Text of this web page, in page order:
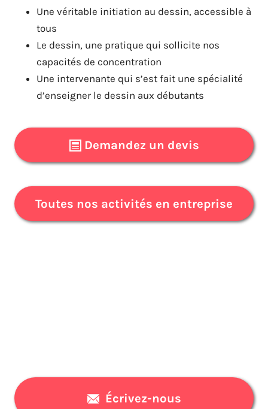
Une véritable initiation au dessin, accessible à
tous
Le dessin, une pratique qui sollicite nos
capacités de concentration
Une intervenante qui s’est fait une spécialité
d’enseigner le dessin aux débutants
Demandez un devis
Toutes nos activités en entreprise
Écrivez-nous